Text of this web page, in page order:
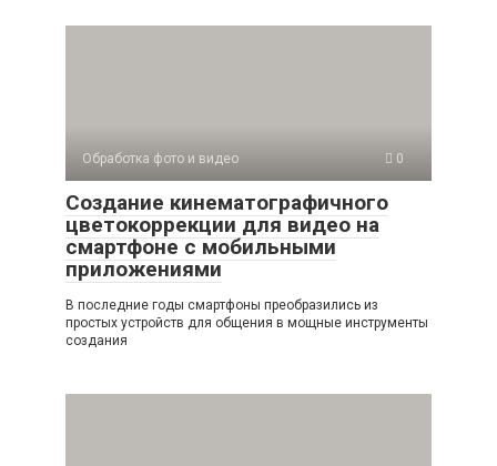
Обработка фото и видео 0
Создание кинематографичного
цветокоррекции для видео на
смартфоне с мобильными
приложениями
В последние годы смартфоны преобразились из
простых устройств для общения в мощные инструменты
создания